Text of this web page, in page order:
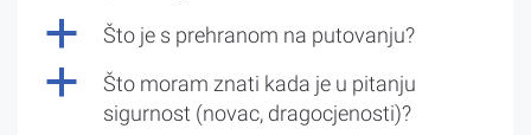
a Što je s prehranom na putovanju?
a
Što moram znati kada je u pitanju
sigurnost (novac, dragocjenosti)?